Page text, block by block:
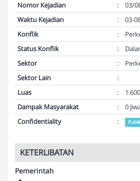
Nomor Kejadian
:
03/
Waktu Kejadian
:
03-
Konflik
:
Status Konflik
:
Sektor
:
Sektor Lain
:
Luas
:
Dampak Masyarakat
:
0
Confidentiality
:
KETERLIBATAN
Pemerintah